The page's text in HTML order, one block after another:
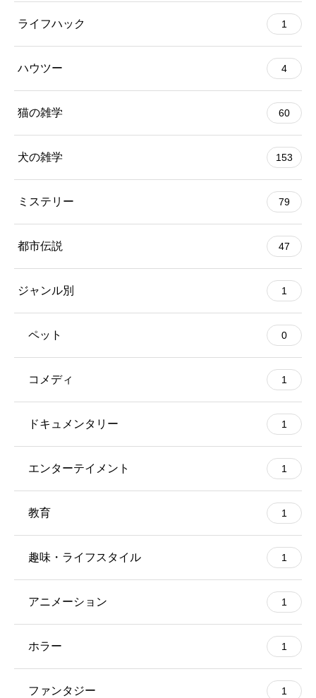
ライフハック 1
ハウツー 4
猫の雑学 60
犬の雑学 153
ミステリー 79
都市伝説 47
ジャンル別 1
ペット 0
コメディ 1
ドキュメンタリー 1
エンターテイメント 1
教育 1
趣味・ライフスタイル 1
アニメーション 1
ホラー 1
ファンタジー 1